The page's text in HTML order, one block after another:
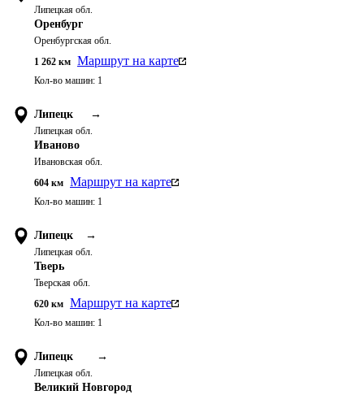
Липецкая обл.
Оренбург
Оренбургская обл.
1 262 км Маршрут на карте
Кол-во машин: 1
Липецк →
Липецкая обл.
Иваново
Ивановская обл.
604 км Маршрут на карте
Кол-во машин: 1
Липецк →
Липецкая обл.
Тверь
Тверская обл.
620 км Маршрут на карте
Кол-во машин: 1
Липецк →
Липецкая обл.
Великий Новгород